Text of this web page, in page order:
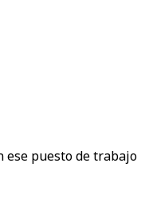
ese puesto de trabajo